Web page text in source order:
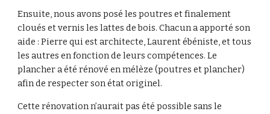
Ensuite, nous avons posé les poutres et finalement
cloués et vernis les lattes de bois. Chacun a apporté son
aide : Pierre qui est architecte, Laurent ébéniste, et tous
les autres en fonction de leurs compétences. Le
plancher a été rénové en mélèze (poutres et plancher)
afin de respecter son état originel.
Cette rénovation n’aurait pas été possible sans le